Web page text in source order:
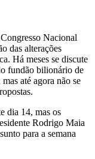
Nacional
das alterações
Há meses se discute
fundão bilionário de
até agora não se
dia 14, mas os
Rodrigo Maia
para a semana